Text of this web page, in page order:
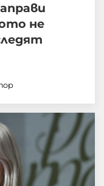
не